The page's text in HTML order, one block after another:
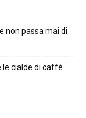
non passa mai di
le cialde di caffè